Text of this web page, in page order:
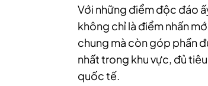
Với những điểm độc đáo
không chỉ là điểm nhấn
chung mà còn góp phần
nhất trong khu vực, đủ
quốc tế.